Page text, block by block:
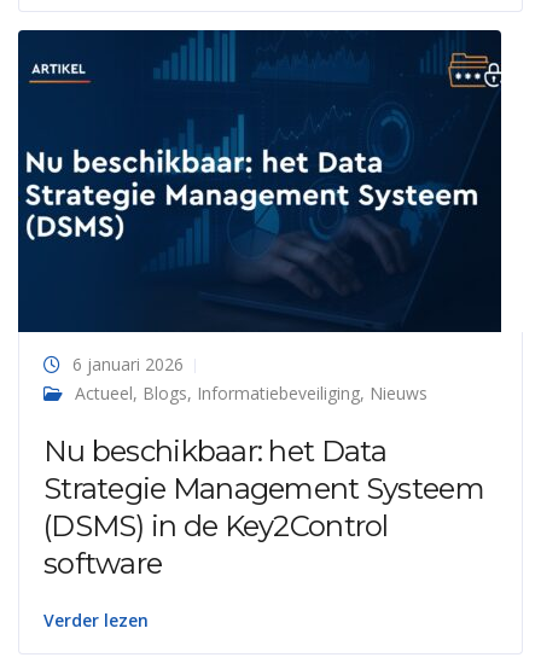
6 januari 2026
Actueel, Blogs, Informatiebeveiliging, Nieuws
Nu beschikbaar: het Data
Strategie Management Systeem
(DSMS) in de Key2Control
software
Verder lezen